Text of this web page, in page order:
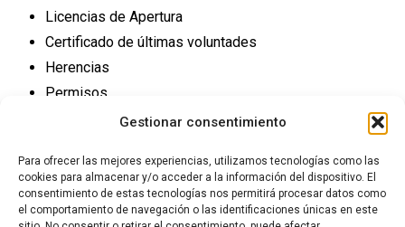
Gestionar consentimiento
Para ofrecer las mejores experiencias, utilizamos tecnologías como las
cookies para almacenar y/o acceder a la información del dispositivo. El
consentimiento de estas tecnologías nos permitirá procesar datos como
el comportamiento de navegación o las identificaciones únicas en este
Licencias de Apertura
Certificado de últimas voluntades
Herencias
Permisos
Trámites Registro